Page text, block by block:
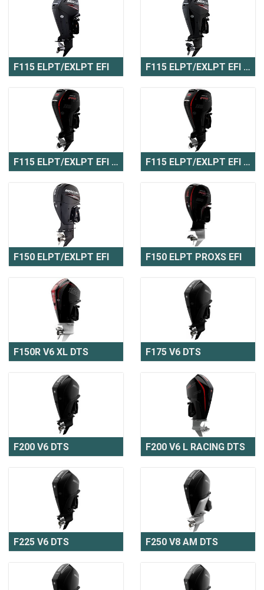
F115 ELPT/EXLPT EFI F115 ELPT/EXLPT EFI CT
F115 ELPT/EXLPT EFI Pro XS F115 ELPT/EXLPT EFI Pro XS CT
F150 ELPT/EXLPT EFI F150 ELPT PROXS EFI
F150R V6 XL DTS F175 V6 DTS
F200 V6 DTS F200 V6 L RACING DTS
F225 V6 DTS F250 V8 AM DTS